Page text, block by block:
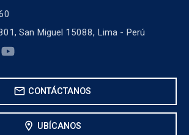
San Miguel 15088, Lima - Perú
mail CONTÁCTANOS
location_on UBÍCANOS